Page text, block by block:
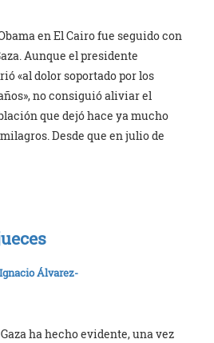
en El Cairo fue seguido con
Aunque el presidente
«al dolor soportado por los
no consiguió aliviar el
que dejó hace ya mucho
Desde que en julio de
Ignacio Álvarez-
ha hecho evidente, una vez